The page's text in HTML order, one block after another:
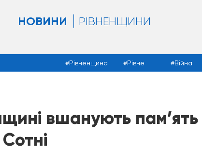
НОВИНИ РІВНЕНЩИНИ
Рівненщина Рівне Війна
вшанують пам’ять